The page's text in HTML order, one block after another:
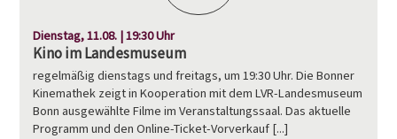
Dienstag, 11.08. | 19:30 Uhr
Kino im Landesmuseum
regelmäßig dienstags und freitags, um 19:30 Uhr. Die Bonner
Kinemathek zeigt in Kooperation mit dem LVR-Landesmuseum
Bonn ausgewählte Filme im Veranstaltungssaal. Das aktuelle
Programm und den Online-Ticket-Vorverkauf [...]